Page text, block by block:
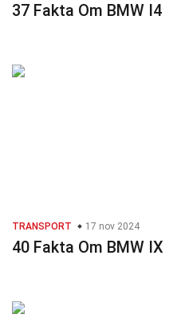
37 Fakta Om BMW I4
TRANSPORT 17 nov 2024
40 Fakta Om BMW IX